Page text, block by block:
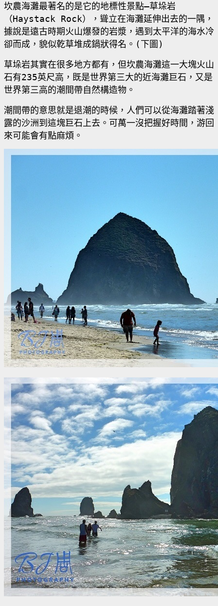
坎農海灘最著名的是它的地標性景點–草垛岩
（Haystack Rock），聳立在海灘延伸出去的一隅，
據說是遠古時期火山爆發的岩漿，遇到太平洋的海水冷
卻而成，貌似乾草堆成鍋狀得名。 (下圖 )
草垛岩其實在很多地方都有，但坎農海灘這一大塊火山
石有235英尺高，既是世界第三大的近海灘巨石，又是
世界第三高的潮間帶自然構造物。
潮間帶的意思就是退潮的時候，人們可以從海灘踏著淺
露的沙洲到這塊巨石上去。可萬一沒把握好時間，游回
來可能會有點麻煩。